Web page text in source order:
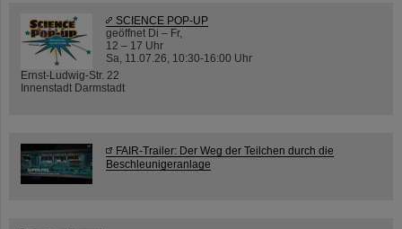
SCIENCE POP-UP
geöffnet Di – Fr,
12 – 17 Uhr
Sa, 11.07.26, 10:30-16:00 Uhr
Ernst-Ludwig-Str. 22
Innenstadt Darmstadt
FAIR-Trailer: Der Weg der Teilchen durch die
Beschleunigeranlage